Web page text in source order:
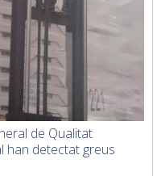
de Qualitat
han detectat greus